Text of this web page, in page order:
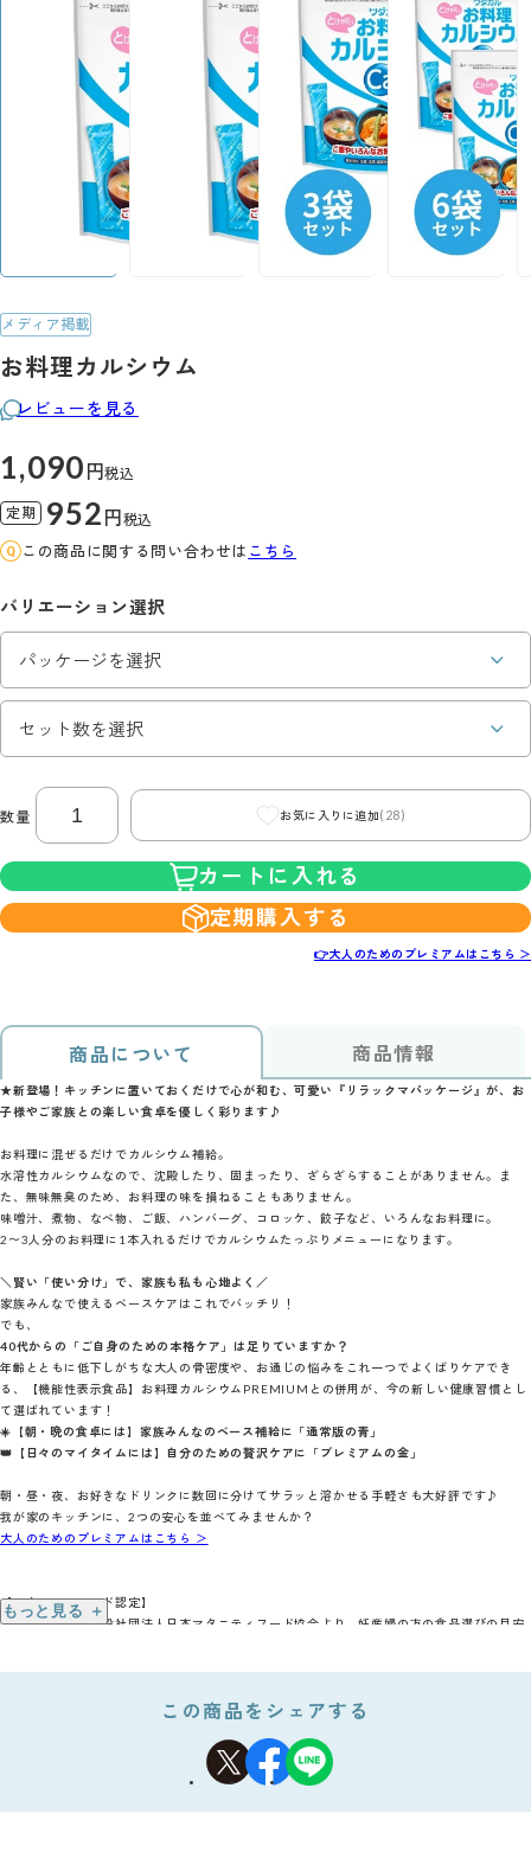
メディア掲載
お料理カルシウム
レビューを見る
1,090 円税込
定期 952 円税込
この商品に関する問い合わせは こちら
バリエーション選択
数量 お気に入りに追加(28)
カートに入れる
定期購入する
👉大人のためのプレミアムはこちら ＞
商品について 商品情報
★新登場！キッチンに置いておくだけで心が和む、可愛い『リラックマパッケージ』が、お
子様やご家族との楽しい食卓を優しく彩ります♪
お料理に混ぜるだけでカルシウム補給。
水溶性カルシウムなので、沈殿したり、固まったり、ざらざらすることがありません。ま
た、無味無臭のため、お料理の味を損ねることもありません。
味噌汁、煮物、なべ物、ご飯、ハンバーグ、コロッケ、餃子など、いろんなお料理に。
2〜3人分のお料理に1本入れるだけでカルシウムたっぷりメニューになります。
＼賢い「使い分け」で、家族も私も心地よく／
家族みんなで使えるベースケアはこれでバッチリ！
でも、
40代からの「ご自身のための本格ケア」は足りていますか？
年齢とともに低下しがちな大人の骨密度や、お通じの悩みをこれ一つでよくばりケアでき
る、【機能性表示食品】お料理カルシウムPREMIUMとの併用が、今の新しい健康習慣とし
て選ばれています！
☀️【朝・晩の食卓には】家族みんなのベース補給に「通常版の青」
👑【日々のマイタイムには】自分のための贅沢ケアに「プレミアムの金」
朝・昼・夜、お好きなドリンクに数回に分けてサラッと溶かせる手軽さも大好評です♪
我が家のキッチンに、2つの安心を並べてみませんか？
大人のためのプレミアムはこちら ＞
【マタニティフード認定】
こちらの商品は一般社団法人日本マタニティフード協会より、妊産婦の方の食品選びの目安
もっと見る ＋
この商品をシェアする